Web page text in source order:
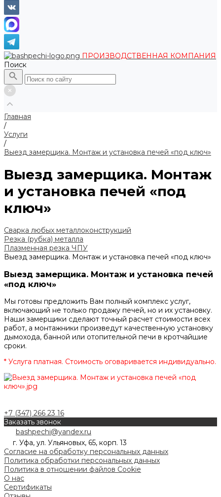
ПРОИЗВОДСТВЕННАЯ КОМПАНИЯ
Поиск
Главная
/
Услуги
/
Выезд замерщика. Монтаж и установка печей «под ключ»
Выезд замерщика. Монтаж
и установка печей «под
ключ»
Сварка любых металлоконструкций
Резка (рубка) металла
Плазменная резка ЧПУ
Выезд замерщика. Монтаж и установка печей «под ключ»
Выезд замерщика. Монтаж и установка печей
«под ключ»
Мы готовы предложить Вам полный комплекс услуг,
включающий не только продажу печей, но и их установку.
Наши замерщики сделают точный расчет стоимости всех
работ, а монтажники произведут качественную установку
дымохода, банной или отопительной печи в кротчайшие
сроки.
* Услуга платная. Стоимость оговаривается индивидуально.
+7 (347) 266 23 16
Заказать звонок
bashpechi@yandex.ru
г. Уфа, ул. Ульяновых, 65, корп. 13
Согласие на обработку персональных данных
Политика обработки персональных данных
Политика в отношении файлов Cookie
О нас
Сертификаты